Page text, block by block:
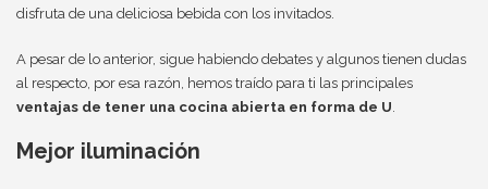
disfruta de una deliciosa bebida con los invitados.
A pesar de lo anterior, sigue habiendo debates y algunos tienen dudas
al respecto, por esa razón, hemos traído para ti las principales
ventajas de tener una cocina abierta en forma de U
Mejor iluminación